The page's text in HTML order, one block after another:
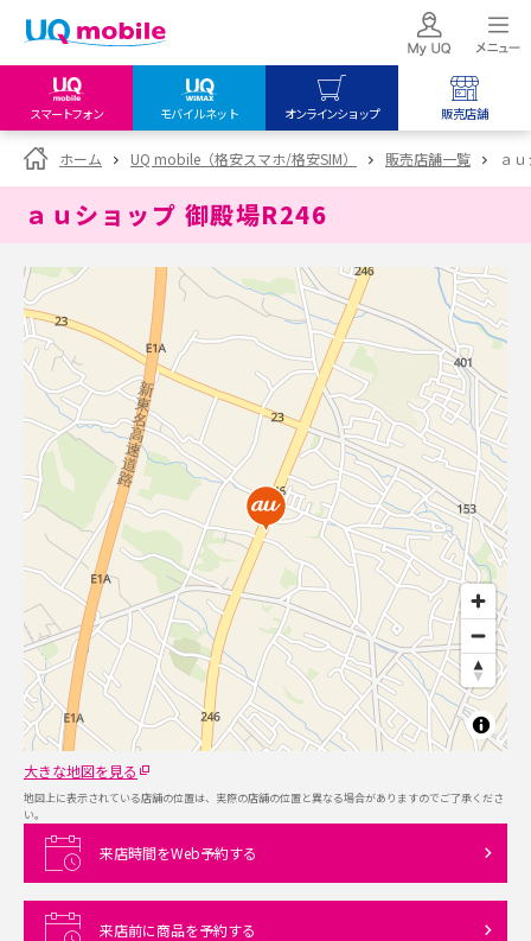
スマートフォン モバイルネット オンラインショップ 販売店舗
my UQ WiMAX
UQ WiMAX ご契約の方
My UQ mobile
UQ mobile
データチャージサイト
UQ mobile
オンラインショップ
UQ WiMAX
UQ mobile
販売店舗
UQ WiMAX
ホーム UQ mobile（格安スマホ/格安SIM） 販売店舗一覧 ａ
ａｕショップ 御殿場R246
大きな地図を見る
地図上に表示されている店舗の位置は、実際の店舗の位置と異なる場合がありますのでご了承くださ
い。
来店時間をWeb予約する
来店前に商品を予約する